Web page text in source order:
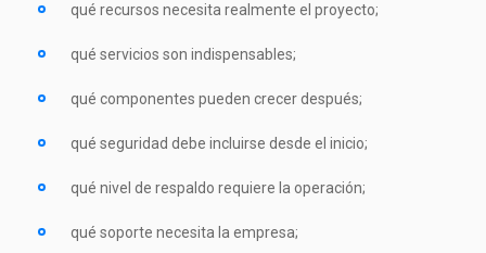
qué recursos necesita realmente el proyecto;
qué servicios son indispensables;
qué componentes pueden crecer después;
qué seguridad debe incluirse desde el inicio;
qué nivel de respaldo requiere la operación;
qué soporte necesita la empresa;